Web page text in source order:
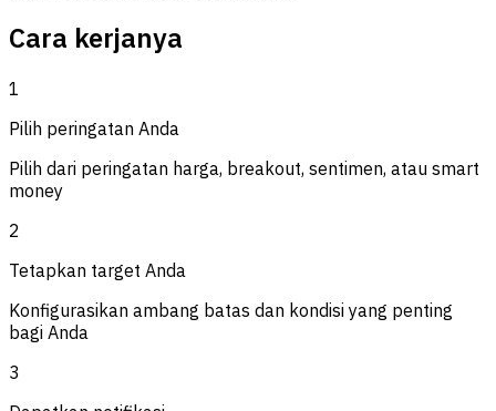
Cara kerjanya
1
Pilih peringatan Anda
Pilih dari peringatan harga, breakout, sentimen, atau smart
money
2
Tetapkan target Anda
Konfigurasikan ambang batas dan kondisi yang penting
bagi Anda
3